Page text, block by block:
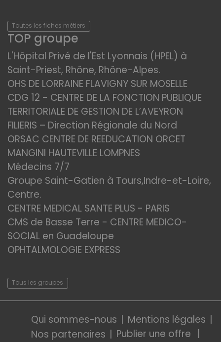
Toutes les fiches métiers
TOP groupe
L'Hôpital Privé de l'Est Lyonnais (HPEL) à
Saint-Priest, Rhône, Rhône-Alpes.
OHS DE LORRAINE FLAVIGNY SUR MOSELLE
CDG 12 - CENTRE DE LA FONCTION PUBLIQUE
TERRITORIALE DE GESTION DE L’AVEYRON
FILIERIS – Direction Régionale du Nord
ORSAC CENTRE DE REEDUCATION ORCET
MANGINI HAUTEVILLE LOMPNES
Médecins 7/7
Groupe Saint-Gatien à Tours,Indre-et-Loire,
Centre.
CENTRE MEDICAL SANTE PLUS - PARIS
CMS de Basse Terre - CENTRE MEDICO-
SOCIAL en Guadeloupe
OPHTALMOLOGIE EXPRESS
Tous les groupes
Qui sommes-nous
Mentions légales
Nos partenaires
Publier une offre